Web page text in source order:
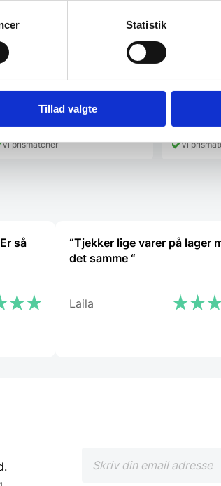
Statistik
Tillad valgte
får du en stilren løsning i
DKKDen
oprindelige
pris
var:
1.868,75 DKK.
Vi prismatcher
Miyabi
3.699,00
Vi
så
“Tjekker lige varer på lager
det samme “
Laila